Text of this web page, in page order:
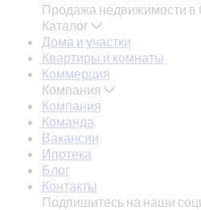
Продажа недвижимости в
Каталог
Дома и участки
Квартиры и комнаты
Коммерция
Компания
Компания
Команда
Вакансии
Ипотека
Блог
Контакты
Подпишитесь на наши